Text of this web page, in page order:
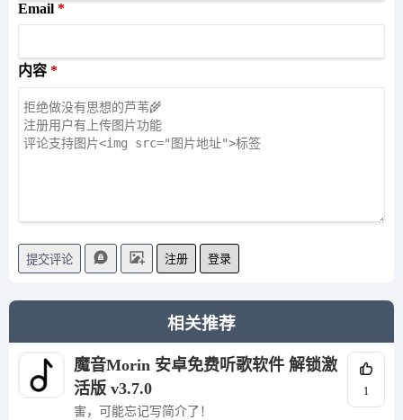
Email
内容
提交评论 注册 登录
相关推荐
魔音Morin 安卓免费听歌软件 解锁激
活版 v3.7.0
害，可能忘记写简介了！
1